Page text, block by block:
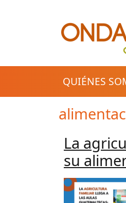
QUIÉNES
La
su